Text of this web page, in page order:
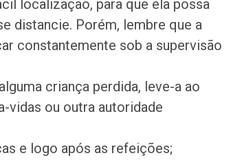
localização, para que ela possa
distancie. Porém, lembre que a
constantemente sob a supervisão
criança perdida, leve-a ao
vidas ou outra autoridade
e logo após as refeições;